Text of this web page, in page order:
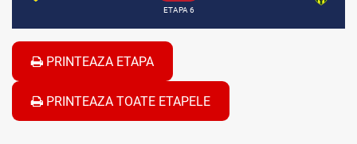
ETAPA 6
PRINTEAZA ETAPA
PRINTEAZA TOATE ETAPELE